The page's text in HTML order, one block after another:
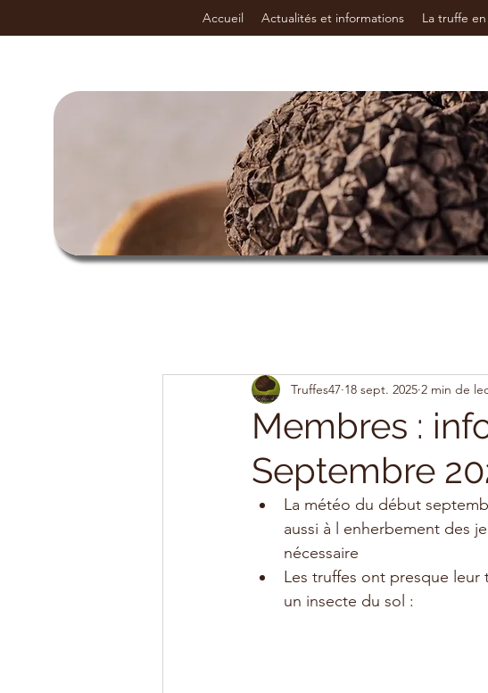
Accueil Actualités et informations La truffe en
Membres :
Septembre
Truffes47 18 sept. 2025 2 min de
La météo du début
aussi à l enherbement des
nécessaire
Les truffes ont presque leur
un insecte du sol :